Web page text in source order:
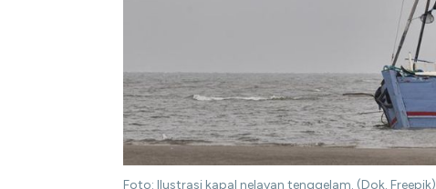
Foto: Ilustrasi kapal nelayan tenggelam. (Dok. Freepik)